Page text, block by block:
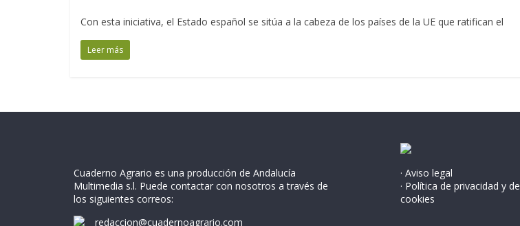
Con esta iniciativa, el Estado español se sitúa a la cabeza de los países de la UE que ratifican el
Leer más
Cuaderno Agrario es una producción de Andalucía
Multimedia s.l. Puede contactar con nosotros a través de
los siguientes correos:
redaccion@cuadernoagrario.com
· Aviso legal
· Política de privacidad y de
cookies